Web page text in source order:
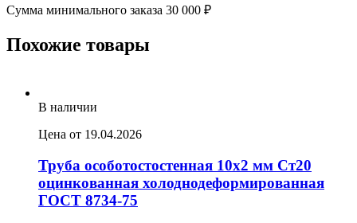
Сумма минимального заказа 30 000 ₽
Похожие товары
В наличии
Цена от 19.04.2026
Труба особотостостенная 10х2 мм Ст20
оцинкованная холоднодеформированная
ГОСТ 8734-75